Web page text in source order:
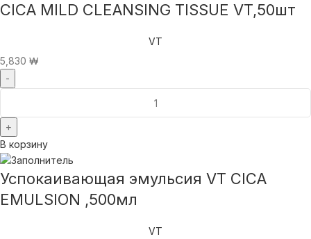
CICA MILD CLEANSING TISSUE VT,50шт
VT
5,830 ₩
В корзину
Успокаивающая эмульсия VT CICA
EMULSION ,500мл
VT